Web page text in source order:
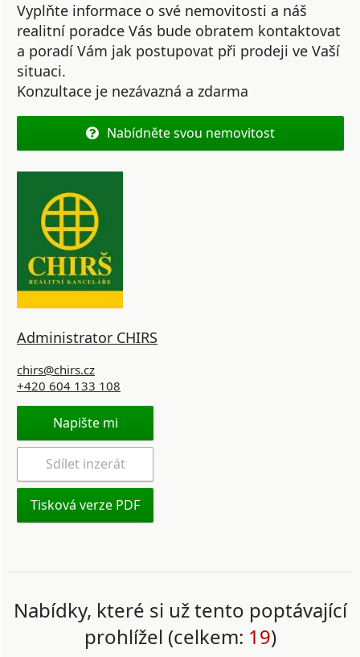
Vyplňte informace o své nemovitosti a náš
realitní poradce Vás bude obratem kontaktovat
a poradí Vám jak postupovat při prodeji ve Vaší
situaci.
Konzultace je nezávazná a zdarma
Nabídněte svou nemovitost
Administrator CHIRS
chirs@chirs.cz
+420 604 133 108
Napište mi
Sdílet inzerát
Tisková verze PDF
Nabídky, které si už tento poptávající
prohlížel (celkem: 19)